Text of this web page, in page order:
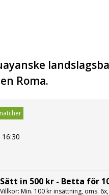
Roma.
Sätt in 500 kr - Betta för
Villkor: Min. 100 kr insättning, oms.